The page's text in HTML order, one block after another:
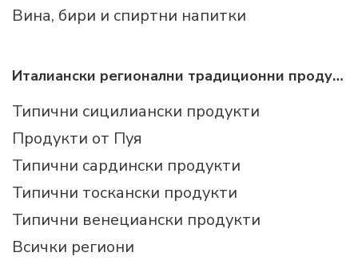
Вина, бири и спиртни напитки
Италиански регионални традиционни продукти
Типични сицилиански продукти
Продукти от Пуя
Типични сардински продукти
Типични тоскански продукти
Типични венециански продукти
Всички региони